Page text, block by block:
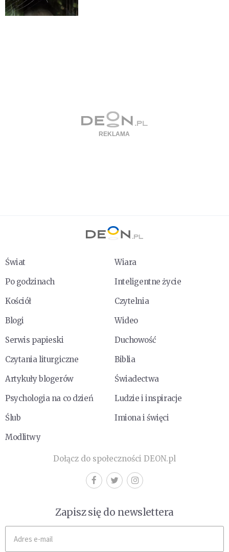
Świat
Wiara
Po godzinach
Inteligentne życie
Kościół
Czytelnia
Blogi
Wideo
Serwis papieski
Duchowość
Czytania liturgiczne
Biblia
Artykuły blogerów
Świadectwa
Psychologia na co dzień
Ludzie i inspiracje
Ślub
Imiona i święci
Modlitwy
Dołącz do społeczności DEON.pl
Zapisz się do newslettera